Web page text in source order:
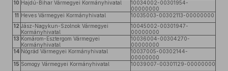
10 Hajdú-Bihar Vármegyei Kormányhivatal
10034002-00301954-
00000000
11 Heves Vármegyei Kormányhivatal
10035003-00302113-00000000
12 Jász-Nagykun-Szolnok Vármegyei
Kormányhivatal
10045002-00301947-
00000000
13 Komárom-Esztergom Vármegyei
Kormányhivatal
10036004-00304270-
00000000
14 Nógrád Vármegyei Kormányhivatal
10037005-00302144-
00000000
15 Somogy Vármegyei Kormányhivatal
10039007-00301129-00000000